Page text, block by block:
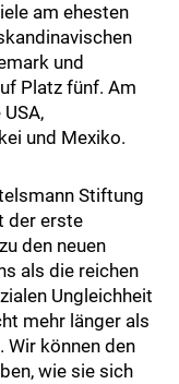
am ehesten
und
Platz fünf. Am
und Mexiko.
Stiftung
der erste
den neuen
als die reichen
Ungleichheit
mehr länger als
Wir können den
wie sie sich